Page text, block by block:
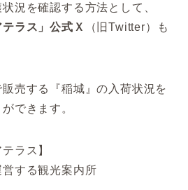
況を確認する方法として、
テラス」公式Ｘ
（旧Twitter）も
販売する『稲城』の入荷状況を
できます。
ラス】
する観光案内所